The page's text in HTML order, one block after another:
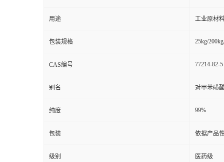
用途 工业原材
包装规格 25kg/
CAS编号 77214-82-5
别名 对甲苯磺
纯度 99%
包装 依据产品
级别 医药级